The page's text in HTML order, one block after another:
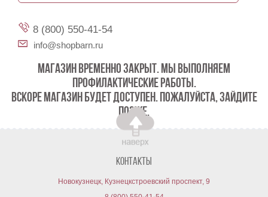
8 (800) 550-41-54
info@shopbarn.ru
МАГАЗИН ВРЕМЕННО ЗАКРЫТ. МЫ ВЫПОЛНЯЕМ
ПРОФИЛАКТИЧЕСКИЕ РАБОТЫ.
ВСКОРЕ МАГАЗИН БУДЕТ ДОСТУПЕН. ПОЖАЛУЙСТА, ЗАЙДИТЕ
ПОЗЖЕ.
Контакты
Новокузнецк, Кузнецкстроевский проспект, 9